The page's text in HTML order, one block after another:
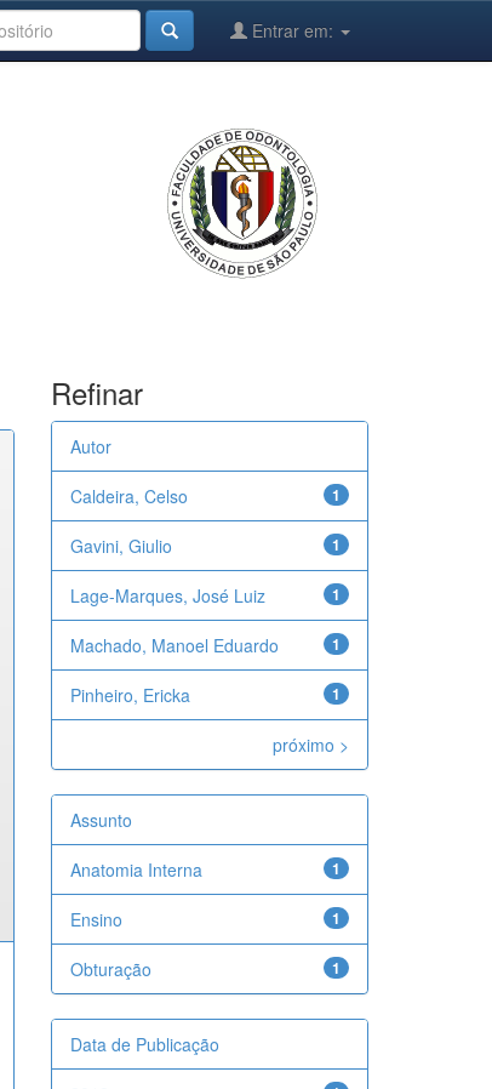
Entrar em:
Refinar
Autor
1
Caldeira, Celso
1
Gavini, Giulio
1
Lage-Marques, José Luiz
1
Machado, Manoel Eduardo
1
Pinheiro, Ericka
próximo >
Assunto
1
Anatomia Interna
1
Ensino
1
Obturação
Data de Publicação